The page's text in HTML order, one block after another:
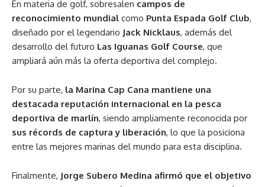
En materia de golf, sobresalen campos de
reconocimiento mundial como Punta Espada Golf Club,
diseñado por el legendario Jack Nicklaus, además del
desarrollo del futuro Las Iguanas Golf Course, que
ampliará aún más la oferta deportiva del complejo.
Por su parte, la Marina Cap Cana mantiene una
destacada reputación internacional en la pesca
deportiva de marlín, siendo ampliamente reconocida por
sus récords de captura y liberación, lo que la posiciona
entre las mejores marinas del mundo para esta disciplina.
Finalmente, Jorge Subero Medina afirmó que el objetivo